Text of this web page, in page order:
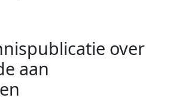
over
aan